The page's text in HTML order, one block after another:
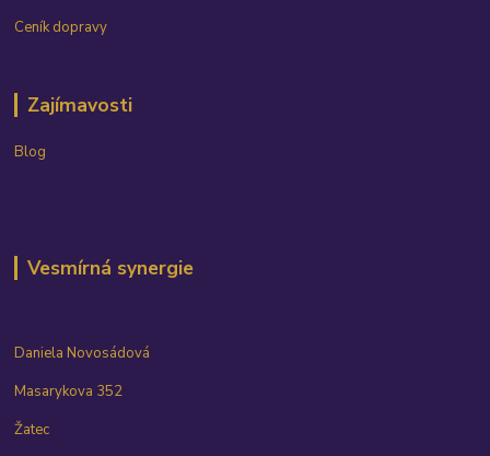
Ceník dopravy
Zajímavosti
Blog
Vesmírná synergie
Daniela Novosádová
Masarykova 352
Žatec